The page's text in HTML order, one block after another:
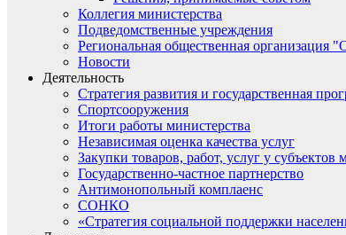
Коллегия министерства
Подведомственные учреждения
Региональная общественная организация
Новости
Деятельность
Стратегия развития и государственная
Спортсооружения
Итоги работы министерства
Независимая оценка качества услуг
Закупки товаров, работ, услуг у субъектов
Государственно-частное партнерство
Антимонопольный комплаенс
СОНКО
«Стратегия социальной поддержки